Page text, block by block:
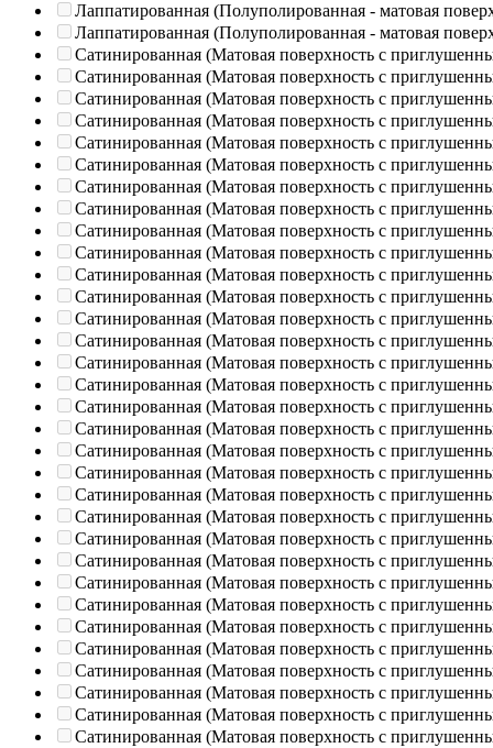
Лаппатированная (Полуполированная - матовая
Лаппатированная (Полуполированная - матовая
Сатинированная (Матовая поверхность с
Сатинированная (Матовая поверхность с
Сатинированная (Матовая поверхность с
Сатинированная (Матовая поверхность с
Сатинированная (Матовая поверхность с
Сатинированная (Матовая поверхность с
Сатинированная (Матовая поверхность с
Сатинированная (Матовая поверхность с
Сатинированная (Матовая поверхность с
Сатинированная (Матовая поверхность с
Сатинированная (Матовая поверхность с
Сатинированная (Матовая поверхность с
Сатинированная (Матовая поверхность с
Сатинированная (Матовая поверхность с
Сатинированная (Матовая поверхность с
Сатинированная (Матовая поверхность с
Сатинированная (Матовая поверхность с
Сатинированная (Матовая поверхность с
Сатинированная (Матовая поверхность с
Сатинированная (Матовая поверхность с
Сатинированная (Матовая поверхность с
Сатинированная (Матовая поверхность с
Сатинированная (Матовая поверхность с
Сатинированная (Матовая поверхность с
Сатинированная (Матовая поверхность с
Сатинированная (Матовая поверхность с
Сатинированная (Матовая поверхность с
Сатинированная (Матовая поверхность с
Сатинированная (Матовая поверхность с
Сатинированная (Матовая поверхность с
Сатинированная (Матовая поверхность с
Сатинированная (Матовая поверхность с